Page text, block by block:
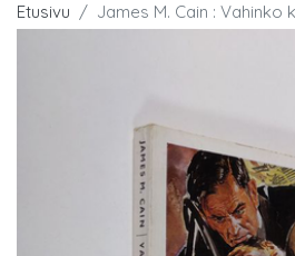
Etusivu James M. Cain : Vahinko